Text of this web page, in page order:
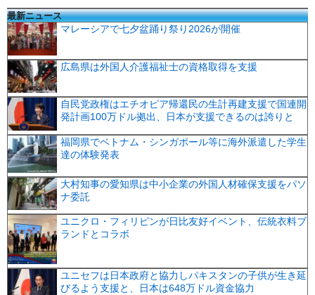
最新ニュース
マレーシアで七夕盆踊り祭り2026が開催
広島県は外国人介護福祉士の資格取得を支援
自民党政権はエチオピア帰還民の生計再建支援で国連開
発計画100万ドル拠出、日本が支援できるのは誇りと
福岡県でベトナム・シンガポール等に海外派遣した学生
達の体験発表
大村知事の愛知県は中小企業の外国人材確保支援をパソ
ナ委託
ユニクロ・フィリピンが日比友好イベント、伝統衣料ブ
ランドとコラボ
ユニセフは日本政府と協力しパキスタンの子供が生き延
びるよう支援と、日本は648万ドル資金協力